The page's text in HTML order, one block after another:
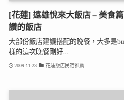
[花蓮] 遠雄悅來大飯店 – 美食
讚的飯店
大部份飯店建議搭配的晚餐，大多是
樣的這次晚餐剛好...
2009-11-23 花蓮飯店民宿推薦